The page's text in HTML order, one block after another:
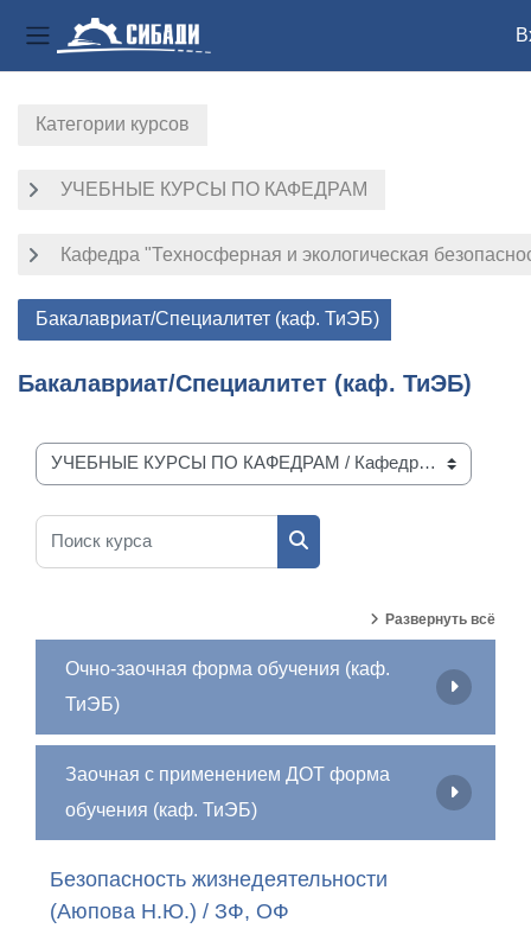
Боковая панель
Категории курсов
УЧЕБНЫЕ КУРСЫ ПО КАФЕДРАМ
Кафедра "Техносферная и экологическая
Бакалавриат/Специалитет (каф. ТиЭБ)
Бакалавриат/Специалитет (каф. ТиЭБ)
Категории курсов
Поиск курса
Поиск курса
Развернуть всё
Очно-заочная форма обучения (каф.
ТиЭБ)
Заочная с применением ДОТ форма
обучения (каф. ТиЭБ)
Безопасность жизнедеятельности
(Аюпова Н.Ю.) / ЗФ, ОФ